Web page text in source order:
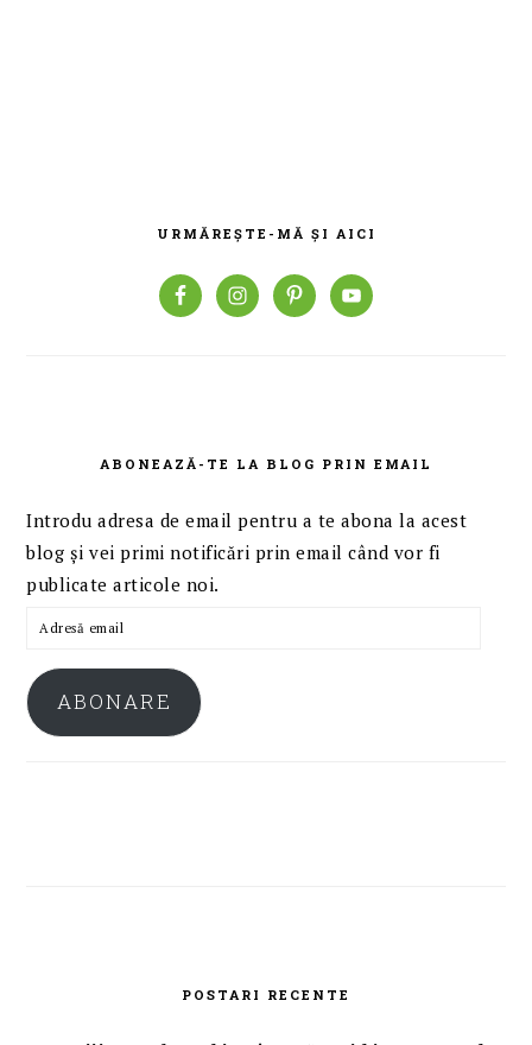
URMĂREȘTE-MĂ ȘI AICI
ABONEAZĂ-TE LA BLOG PRIN EMAIL
Introdu adresa de email pentru a te abona la acest
blog și vei primi notificări prin email când vor fi
publicate articole noi.
Adresă
ABONARE
POSTARI RECENTE